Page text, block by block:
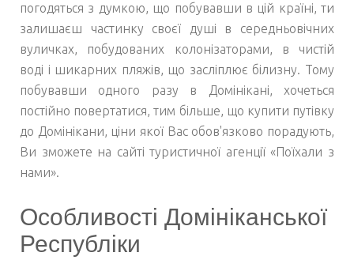
погодяться з думкою, що побувавши в цій країні, ти
залишаєш частинку своєї душі в середньовічних
вуличках, побудованих колонізаторами, в чистій
воді і шикарних пляжів, що засліплює білизну. Тому
побувавши одного разу в Домінікані, хочеться
постійно повертатися, тим більше, що купити путівку
до Домінікани, ціни якої Вас обов'язково порадують,
Ви зможете на сайті туристичної агенції «Поїхали з
нами».
Особливості Домініканської
Республіки